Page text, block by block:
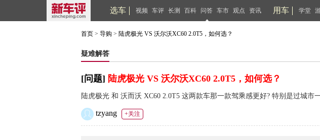
选车 视频 车评 长测 百科 问答 车市 观点 资讯 用车 学堂
首页 > 导购 > 陆虎极光 VS 沃尔沃XC60 2.0T5，如何选？
疑难解答
[问题] 陆虎极光 VS 沃尔沃XC60 2.0T5，如何选？
陆虎极光 和 沃而沃 XC60 2.0T5 这两款车那一款驾乘感更好? 特别是过城市
tzyang +关注